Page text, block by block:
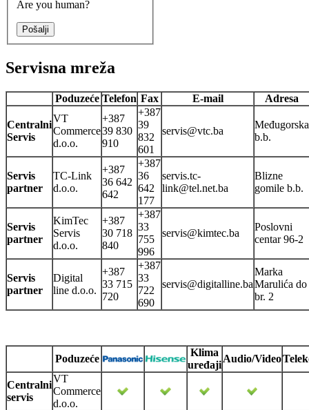
Are you human?
Pošalji
Servisna mreža
Poduzeće Telefon Fax E-mail Adresa
Centralni
Servis
VT
Commerce
d.o.o.
+387
39 830
910
+387
39
832
601
servis@vtc.ba
Međugorska
b.b.
Servis
partner
TC-Link
d.o.o.
+387
36 642
642
+387
36
642
177
servis.tc-
link@tel.net.ba
Blizne
gomile b.b.
Servis
partner
KimTec
Servis
d.o.o.
+387
30 718
840
+387
33
755
996
servis@kimtec.ba
Poslovni
centar 96-2
Servis
partner
Digital
line d.o.o.
+387
33 715
720
+387
33
722
690
servis@digitalline.ba
Marka
Marulića do
br. 2
Poduzeće
Klima
uređaji
Audio/Video
Centralni
servis
VT
Commerce
d.o.o.